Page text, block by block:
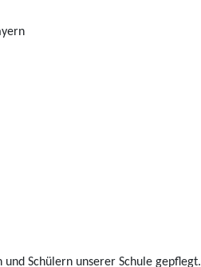
Schülern unserer Schule gepflegt.